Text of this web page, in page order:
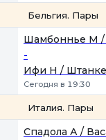
Бельгия. Пары
Шамбоннье М /
-
Ифи Н /
Сегодня в 19:30
Италия. Пары
Спадола А /